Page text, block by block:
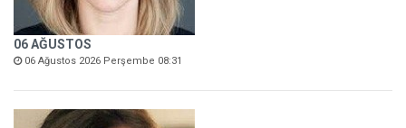
06 AĞUSTOS
06 Ağustos 2026 Perşembe 08:31